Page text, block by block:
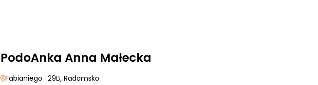
PodoAnka Anna Małecka
Fabianiego | 29B, Radomsko